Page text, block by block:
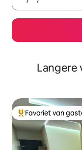
Langere
Topfavoriet van
Favoriet van